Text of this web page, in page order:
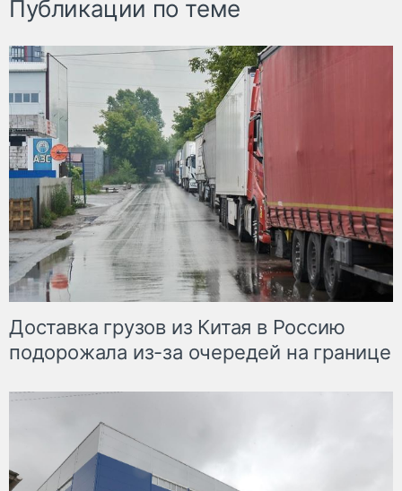
Публикации по теме
Доставка грузов из Китая в Россию
подорожала из-за очередей на границе